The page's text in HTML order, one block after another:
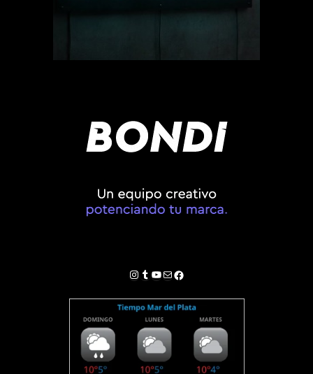
Instagram
Tumblr
YouTube
Correo electrónico
Facebook